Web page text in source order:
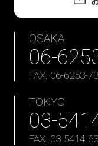
OSAKA
06-
FAX. 06-6253-
TOKYO
03-
FAX. 03-5414-